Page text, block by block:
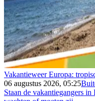
Vakantieweer Europa:
06 augustus 2026, 05:25
Staan de vakantiegangers